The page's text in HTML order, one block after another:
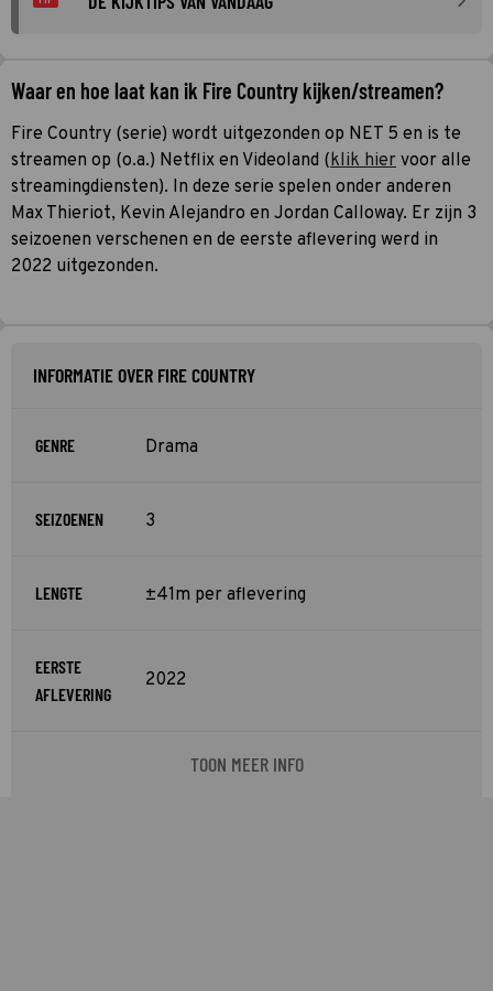
Waar en hoe laat kan ik Fire Country kijken/streamen?
Fire Country (serie) wordt uitgezonden op NET 5 en is te
streamen op (o.a.) Netflix en Videoland (klik hier voor alle
streamingdiensten). In deze serie spelen onder anderen
Max Thieriot, Kevin Alejandro en Jordan Calloway. Er zijn 3
seizoenen verschenen en de eerste aflevering werd in
2022 uitgezonden.
INFORMATIE OVER FIRE COUNTRY
GENRE Drama
SEIZOENEN 3
LENGTE ±41m per aflevering
EERSTE
AFLEVERING
2022
TOON MEER INFO